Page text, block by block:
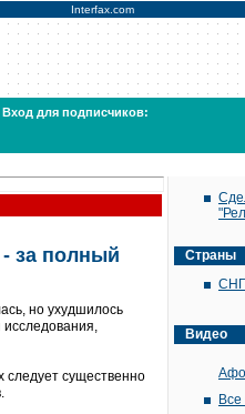
Interfax.com
Вход для подписчиков:
- за полный
но ухудшилось
исследования,
следует существенно
Страны
СНГ
Видео